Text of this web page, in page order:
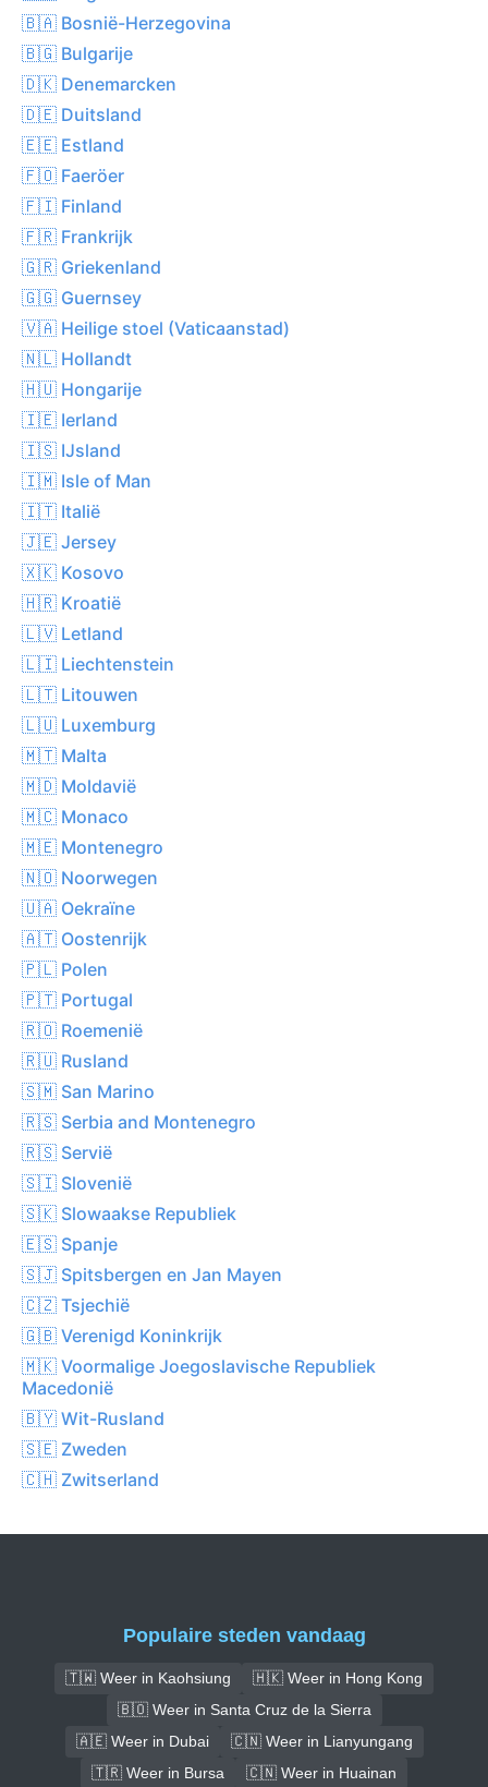
🇧🇦 Bosnië-Herzegovina
🇧🇬 Bulgarije
🇩🇰 Denemarcken
🇩🇪 Duitsland
🇪🇪 Estland
🇫🇴 Faeröer
🇫🇮 Finland
🇫🇷 Frankrijk
🇬🇷 Griekenland
🇬🇬 Guernsey
🇻🇦 Heilige stoel (Vaticaanstad)
🇳🇱 Hollandt
🇭🇺 Hongarije
🇮🇪 Ierland
🇮🇸 IJsland
🇮🇲 Isle of Man
🇮🇹 Italië
🇯🇪 Jersey
🇽🇰 Kosovo
🇭🇷 Kroatië
🇱🇻 Letland
🇱🇮 Liechtenstein
🇱🇹 Litouwen
🇱🇺 Luxemburg
🇲🇹 Malta
🇲🇩 Moldavië
🇲🇨 Monaco
🇲🇪 Montenegro
🇳🇴 Noorwegen
🇺🇦 Oekraïne
🇦🇹 Oostenrijk
🇵🇱 Polen
🇵🇹 Portugal
🇷🇴 Roemenië
🇷🇺 Rusland
🇸🇲 San Marino
🇷🇸 Serbia and Montenegro
🇷🇸 Servië
🇸🇮 Slovenië
🇸🇰 Slowaakse Republiek
🇪🇸 Spanje
🇸🇯 Spitsbergen en Jan Mayen
🇨🇿 Tsjechië
🇬🇧 Verenigd Koninkrijk
🇲🇰 Voormalige Joegoslavische Republiek
Macedonië
🇧🇾 Wit-Rusland
🇸🇪 Zweden
🇨🇭 Zwitserland
Populaire steden vandaag
🇹🇼 Weer in Kaohsiung
🇭🇰 Weer in Hong Kong
🇧🇴 Weer in Santa Cruz de la Sierra
🇦🇪 Weer in Dubai
🇨🇳 Weer in Lianyungang
🇹🇷 Weer in Bursa
🇨🇳 Weer in Huainan